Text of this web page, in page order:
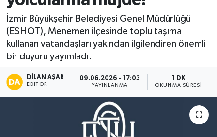
İzmir Büyükşehir Belediyesi Genel Müdürlüğü
(ESHOT), Menemen ilçesinde toplu taşıma
kullanan vatandaşları yakından ilgilendiren önemli
bir duyuru yayımladı.
DILAN AŞAR
EDITÖR
09.06.2026 - 17:03
YAYINLANMA
1 DK
OKUNMA SÜRESI
İzmir
Sağlık
Siyaset
Magazin
İzmir Trafik Yoğunluk Haritası
Süper Lig Puan Durumu ve Fikstür
Tüm Manşetler
Son Dakika Haberleri